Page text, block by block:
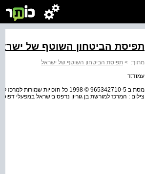
תפיסת הביטחון השוטף של
מתוך: > תפיסת הביטחון השוטף של ישראל
עמוד:ד
מסת ב 965342710-5 © 1998 כל
צילום : המרכז למורשת בן גוריון נדפס בישראל במפעלי דפוס